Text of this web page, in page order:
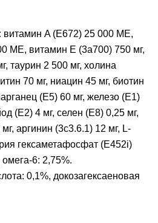
витамин A (E672) 25 000 МЕ,
МЕ, витамин E (3a700) 750 мг,
таурин 2 500 мг, холина
70 мг, ниацин 45 мг, биотин
(E5) 60 мг, железо (E1)
(E2) 4 мг, селен (E8) 0,25 мг,
аргинин (3c3.6.1) 12 мг, L-
гексаметафосфат (E452i)
6: 2,75%.
0,1%, докозагексаеновая